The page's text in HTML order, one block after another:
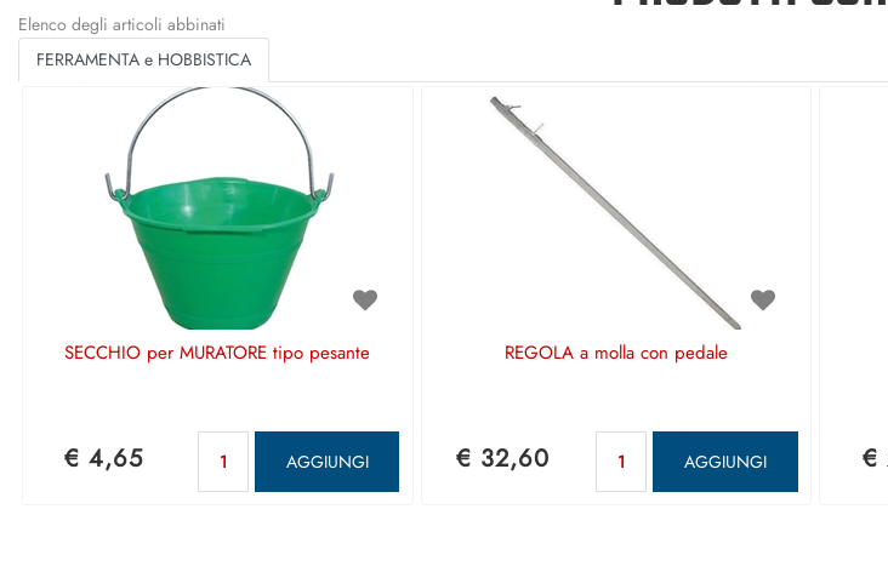
Elenco degli articoli abbinati
FERRAMENTA e HOBBISTICA
SECCHIO per MURATORE tipo pesante
€ 4,65 AGGIUNGI
REGOLA a molla con pedale
€ 32,60 AGGIUNGI €